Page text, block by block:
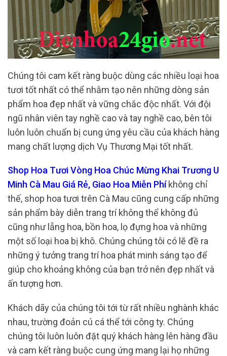
Chúng tôi cam kết ràng buộc dùng các nhiều loại hoa
tươi tốt nhất có thể nhằm tạo nên những dòng sản
phẩm hoa đẹp nhất và vững chắc độc nhất. Với đội
ngũ nhân viên tay nghề cao và tay nghề cao, bên tôi
luôn luôn chuẩn bị cung ứng yêu cầu của khách hàng
mang chất lượng dịch Vụ Thương Mại tốt nhất.
Shop Hoa Tươi Vòng Hoa Chúc Mừng Khai Trương U
Minh Cà Mau Giá Rẻ, Giao Hoa Miễn Phíkhông chỉ
thế, shop hoa tươi trên Cà Mau cũng cung cấp những
sản phẩm bày diễn trang trí không thể không đủ
cũng như lẵng hoa, bồn hoa, lọ đựng hoa và những
một số loại hoa bị khô. Chúng chúng tôi có lẽ đề ra
những ý tưởng trang trí hoa phát minh sáng tạo để
giúp cho khoảng không của bạn trở nên đẹp nhất và
ấn tượng hơn.
Khách dãy của chúng tôi tới từ rất nhiều nghành khác
nhau, trường đoản cú cá thể tới công ty. Chúng
chúng tôi luôn luôn đặt quý khách hàng lên hàng đầu
và cam kết ràng buộc cung ứng mang lại họ những